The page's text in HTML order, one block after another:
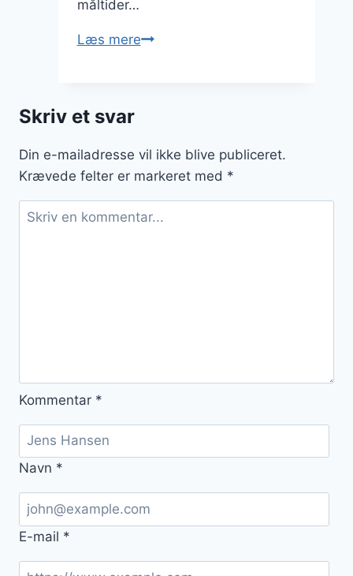
måltider…
Læs mereBrændende
Skriv et svar
Din e-mailadresse vil ikke blive publiceret.
Krævede felter er markeret med *
Kommentar *
Navn *
E-mail *